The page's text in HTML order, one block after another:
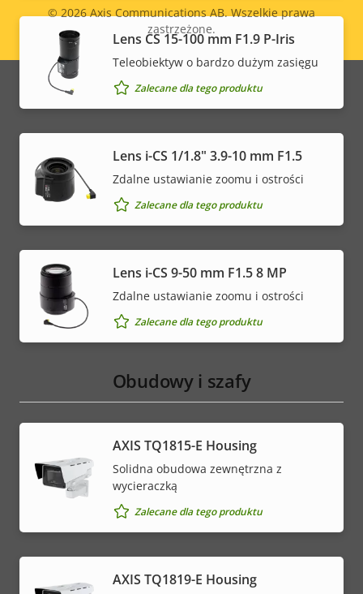
Lens CS 15-100 mm F1.9 P-Iris
Teleobiektyw o bardzo dużym zasięgu
Zalecane dla tego produktu
Lens i-CS 1/1.8" 3.9-10 mm F1.5
Zdalne ustawianie zoomu i ostrości
Zalecane dla tego produktu
Lens i-CS 9-50 mm F1.5 8 MP
Zdalne ustawianie zoomu i ostrości
Zalecane dla tego produktu
Obudowy i szafy
AXIS TQ1815-E Housing
Solidna obudowa zewnętrzna z
wycieraczką
Zalecane dla tego produktu
AXIS TQ1819-E Housing
Legal
menu
© 2026Axis Communications AB. Wszelkie prawa
zastrzeżone.